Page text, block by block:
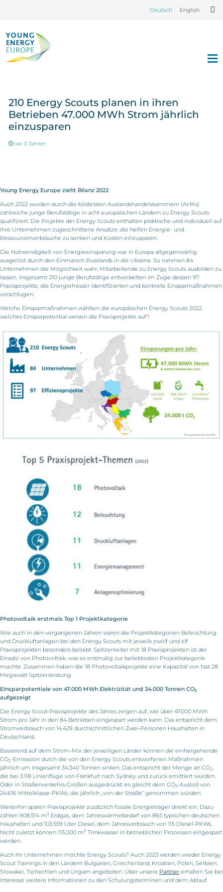
Deutsch English
210 Energy Scouts planen in ihren
Betrieben 47.000 MWh Strom jährlich
einzusparen
vor 3 Jahren
Young Energy Europe zieht Bilanz 2022
Auch 2022 wurden durch die bilateralen Auslandshandelskammern (AHKs)
zahlreiche junge Berufstätige in acht europäischen Ländern zu Energy Scouts
qualifiziert. Die Projekte der Energy Scouts enthalten praktische und individuell auf
ihre Unternehmen zugeschnittene Ansätze, die helfen Energie- und
Ressourcenverbräuche zu senken und Kosten einzusparen.
Die Notwendigkeit von Energieeinsparung war in Europa allgegenwärtig,
ausgelöst durch den Einmarsch Russlands in die Ukraine. So nahmen 84
Unternehmen die Möglichkeit wahr, Mitarbeitende zu Energy Scouts ausbilden zu
lassen. Insgesamt 210 junge Berufstätige entwickelten im Zuge dessen 97
Praxisprojekte, die Energiefresser identifizierten und konkrete Einsparmaßnahmen
vorschlugen.
Welche Einsparmaßnahmen wählten die europäischen Energy Scouts 2022,
welches Einsparpotential weisen die Praxisprojekte auf?
Photovoltaik erstmals Top 1 Projektkategorie
Wie auch in den vergangenen Jahren waren die Projektkategorien Beleuchtung
und Druckluftanlagen bei den Energy Scouts mit jeweils zwölf und elf
Praxisprojekten besonders beliebt. Spitzenreiter mit 18 Praxisprojekten ist der
Einsatz von Photovoltaik, was es erstmalig zur beliebtesten Projektkategorie
machte. Zusammen haben die 18 Photovoltaikprojekte eine Kapazität von fast 28
Megawatt Spitzenleistung.
Einsparpotentiale von 47.000 MWh Elektrizität und 34.000 Tonnen CO2
aufgezeigt
Die Energy Scout-Praxisprojekte des Jahres zeigen auf, wie über 47.000 MWh
Strom pro Jahr in den 84 Betrieben eingespart werden kann. Das entspricht dem
Stromverbrauch von 14.429 durchschnittlichen Zwei-Personen Haushalten in
Deutschland.
Basierend auf dem Strom-Mix der jeweiligen Länder können die einhergehende
CO2 -Emisssion durch die von den Energy Scouts entworfenen Maßnahmen
jährlich um insgesamt 34.340 Tonnen sinken. Das entspricht der Menge an CO2
die bei 3.118 Linienflüge von Frankfurt nach Sydney und zurück emittiert würden.
Oder in Straßenverkehrs-Größen ausgedrückt: es gleicht dem CO2 -Austoß von
24.616 Mittelklasse-PKWs, die jährlich „von der Straße“ genommen würden.
Weiterhin sparen Praxisprojekte zusätzlich fossile Energieträger direkt ein. Dazu
zählen 908.514 m3 Erdgas, dem Jahreswärmebedarf von 865 typischen deutschen
Haushalten und 103.559 Liter Diesel, dem Jahresverbrauch von 115 Diesel-PKWs.
Nicht zuletzt können 113.000 m3 Trinkwasser in betrieblichen Prozessen eingespart
werden.
Auch Ihr Unternehmen möchte Energy Scouts? Auch 2023 werden wieder Energy
Scout Trainings in den Ländern Bulgarien, Griechenland, Kroatien, Polen, Serbien,
Slowakei, Tschechien und Ungarn angeboten. Über unsere Partner erhalten Sie bei
Interesse weitere Informationen zu den Schulungsterminen und dem Ablauf.